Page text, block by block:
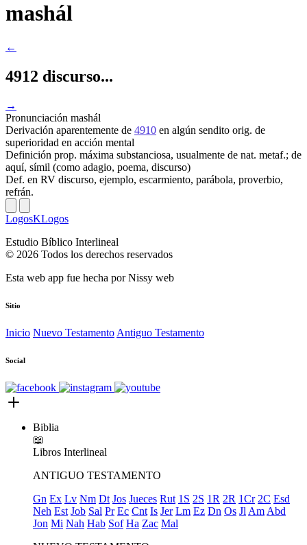
mashál
←
4912 discurso...
→
Pronunciación mashál
Derivación aparentemente de 4910 en algún sendito orig. de
superioridad en acción mental
Definición prop. máxima substanciosa, usualmente de nat. metaf.; de
aquí, símil (como adagio, poema, discurso)
Def. en RV discurso, ejemplo, escarmiento, parábola, proverbio,
refrán.
LogosKLogos
Estudio Bíblico Interlineal
© 2026 Todos los derechos reservados
Esta web app fue hecha porNissy web
Sitio
Inicio Nuevo Testamento Antiguo Testamento
Social
Biblia
📖
Libros Interlineal
ANTIGUO TESTAMENTO
Gn Ex Lv Nm Dt Jos Jueces Rut 1S 2S 1R 2R 1Cr 2C Esd
Neh Est Job Sal Pr Ec Cnt Is Jer Lm Ez Dn Os Jl Am Abd
Jon Mi Nah Hab Sof Ha Zac Mal